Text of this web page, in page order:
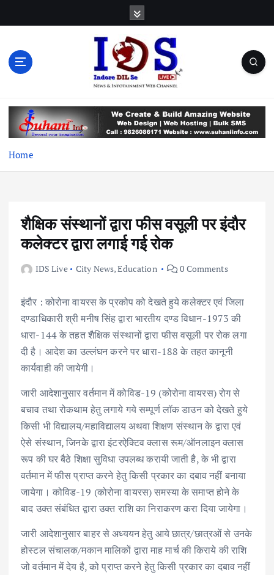
t
Home
शैक्षिक संस्थानों द्वारा फीस वसूली पर इंदौर
कलेक्टर द्वारा लगाई गई रोक
IDS Live City News,Education 0 Comments
इंदौर : कोरोना वायरस के प्रकोप को देखते हुये कलेक्टर एवं जिला
दण्डाधिकारी श्री मनीष सिंह द्वारा भारतीय दण्ड विधान-1973 की
धारा-144 के तहत शैक्षिक संस्थानों द्वारा फीस वसूली पर रोक लगा
दी है। आदेश का उल्लंघन करने पर धारा-188 के तहत कानूनी
कार्यवाही की जायेगी।
जारी आदेशानुसार वर्तमान में कोविड-19 (कोरोना वायरस) रोग से
बचाव तथा रोकथाम हेतु लगाये गये सम्पूर्ण लॉक डाउन को देखते हुये
किसी भी विद्यालय/महाविद्यालय अथवा शिक्षण संस्थान के द्वारा एवं
ऐसे संस्थान, जिनके द्वारा इंटरऐक्टिव क्लास रूम/ऑनलाइन क्लास
रूप की घर बैठे शिक्षा सुविधा उपलब्ध करायी जाती है, के भी द्वारा
वर्तमान में फीस प्राप्त करने हेतु किसी प्रकार का दबाव नहीं बनाया
जायेगा। कोविड-19 (कोरोना वायरस) समस्या के समाप्त होने के
बाद उक्त संबंधित द्वारा उक्त राशि का निराकरण करा दिया जायेगा।
जारी आदेशानुसार बाहर से अध्ययन हेतु आये छात्र/छात्रओं से उनके
होस्टल संचालक/मकान मालिकों द्वारा माह मार्च की किराये की राशि
जो वर्तमान में देय है, को प्राप्त करने हेतु किसी प्रकार का दबाव नहीं